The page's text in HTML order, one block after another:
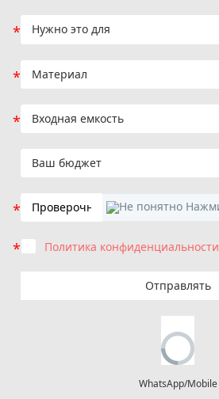
Политика конфиденциальности
Отправлять
WhatsApp/Mobile